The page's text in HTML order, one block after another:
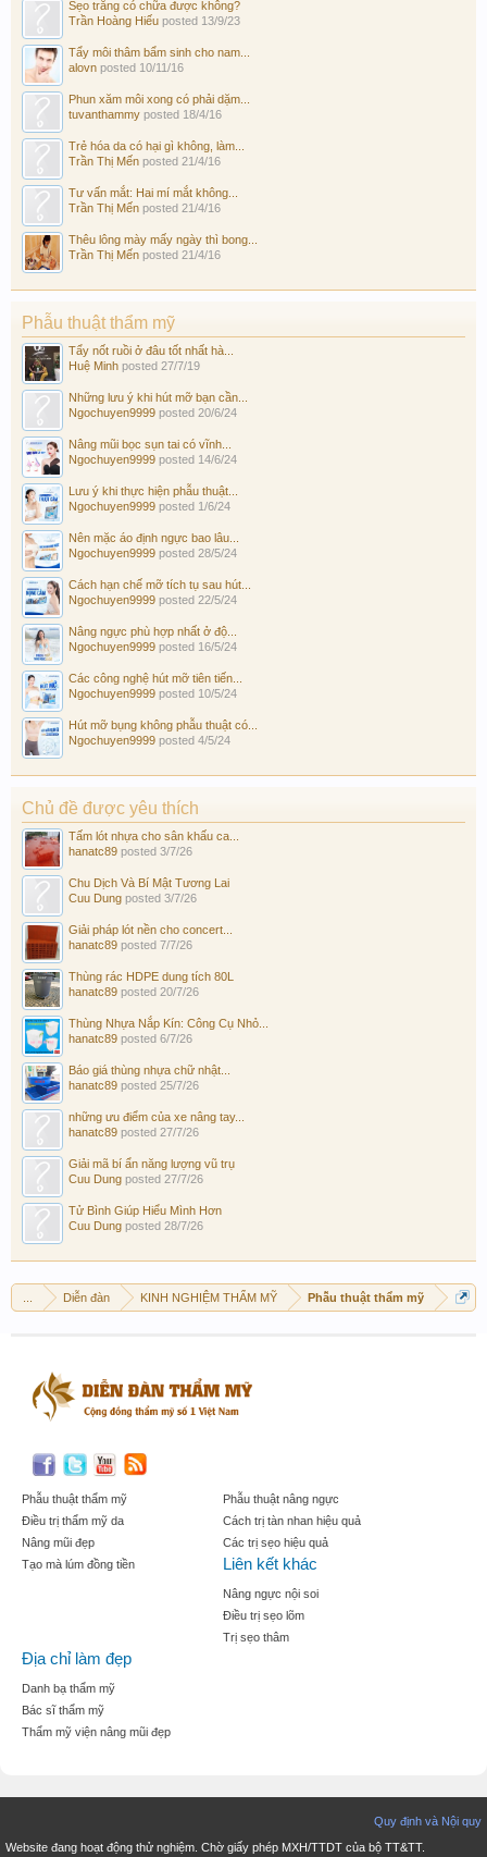
Sẹo trắng có chữa được không?
Trần Hoàng Hiếu posted 13/9/23
Tẩy môi thâm bẩm sinh cho nam...
alovn posted 10/11/16
Phun xăm môi xong có phải dặm...
tuvanthammy posted 18/4/16
Trẻ hóa da có hại gì không, làm...
Trần Thị Mến posted 21/4/16
Tư vấn mắt: Hai mí mắt không...
Trần Thị Mến posted 21/4/16
Thêu lông mày mấy ngày thì bong...
Trần Thị Mến posted 21/4/16
Phẫu thuật thẩm mỹ
Tẩy nốt ruồi ở đâu tốt nhất hà...
Huệ Minh posted 27/7/19
Những lưu ý khi hút mỡ bạn cần...
Ngochuyen9999 posted 20/6/24
Nâng mũi bọc sụn tai có vĩnh...
Ngochuyen9999 posted 14/6/24
Lưu ý khi thực hiện phẫu thuật...
Ngochuyen9999 posted 1/6/24
Nên mặc áo định ngực bao lâu...
Ngochuyen9999 posted 28/5/24
Cách hạn chế mỡ tích tụ sau hút...
Ngochuyen9999 posted 22/5/24
Nâng ngực phù hợp nhất ở độ...
Ngochuyen9999 posted 16/5/24
Các công nghệ hút mỡ tiên tiến...
Ngochuyen9999 posted 10/5/24
Hút mỡ bụng không phẫu thuật có...
Ngochuyen9999 posted 4/5/24
Chủ đề được yêu thích
Tấm lót nhựa cho sân khấu ca...
hanatc89 posted 3/7/26
Chu Dịch Và Bí Mật Tương Lai
Cuu Dung posted 3/7/26
Giải pháp lót nền cho concert...
hanatc89 posted 7/7/26
Thùng rác HDPE dung tích 80L
hanatc89 posted 20/7/26
Thùng Nhựa Nắp Kín: Công Cụ Nhỏ...
hanatc89 posted 6/7/26
Báo giá thùng nhựa chữ nhật...
hanatc89 posted 25/7/26
những ưu điểm của xe nâng tay...
hanatc89 posted 27/7/26
Giải mã bí ẩn năng lượng vũ trụ
Cuu Dung posted 27/7/26
Tử Bình Giúp Hiểu Mình Hơn
Cuu Dung posted 28/7/26
Diễn đàn KINH NGHIỆM THẨM MỸ Phẫu thuật thẩm mỹ
Phẫu thuật thẩm mỹ
Điều trị thẩm mỹ da
Nâng mũi đẹp
Tạo mà lúm đồng tiền
Phẫu thuật nâng ngực
Cách trị tàn nhan hiệu quả
Các trị sẹo hiệu quả
Liên kết khác
Nâng ngực nội soi
Điều trị sẹo lõm
Trị sẹo thâm
Địa chỉ làm đẹp
Danh bạ thẩm mỹ
Bác sĩ thẩm mỹ
Thẩm mỹ viện nâng mũi đẹp
Quy định và Nội quy
Website đang hoạt động thử nghiệm. Chờ giấy phép MXH/TTDT của bộ TT&TT.